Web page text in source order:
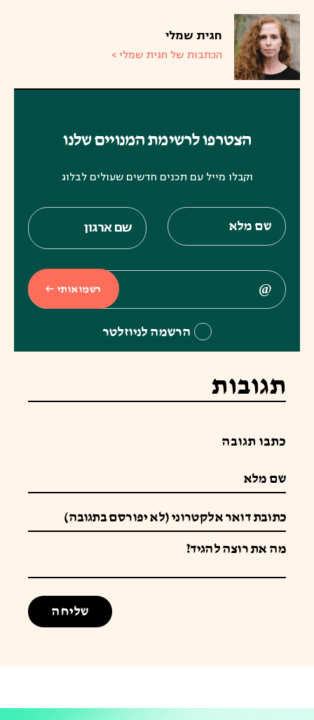
חגית שמלי
הכתבות של חגית שמלי >
הצטרפו לרשימת המנויים שלנו
וקבלו מייל עם תכנים חדשים שעולים לבלוג
הרשמה לניוזלטר
רשמו אותי
תגובות
כתבו תגובה